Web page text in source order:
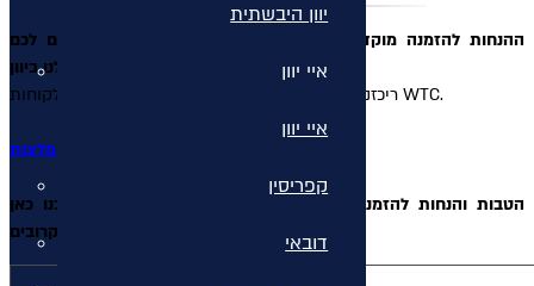
יוון היבשתית
איי יוון
איי יוון
קפריסין
דובאי
ההנחות להזמנה מוקדמת לקיץ 2026 הסתיימו, אך עדיין מחכים לכם
ריכזנו עבורכם חבילות נבחרות בתנאים מיוחדים ללקוחות WTC.
הטבות והנחות להזמנה מוקדמת לעונת אביב–קיץ 2027 יתעדכנו כאן